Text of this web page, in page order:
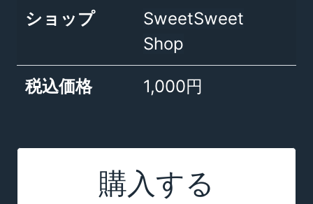
ショップ
SweetSweet
Shop
税込価格 1,000円
購入する